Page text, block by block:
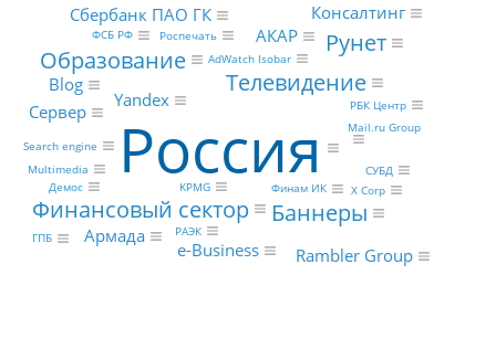
Россия
Телевидение
Финансовый сектор
Образование
Баннеры
Рунет
Yandex
Армада
АКАР
e-Business
Blog
Rambler Group
Сбербанк ПАО ГК
Сервер
Консалтинг
KPMG Финам ИК
AdWatch Isobar
Роспечать
Search engine
Multimedia
СУБД
РАЭК
Демос X Corp
Mail.ru Group
РБК Центр
ГПБ
ФСБ РФ